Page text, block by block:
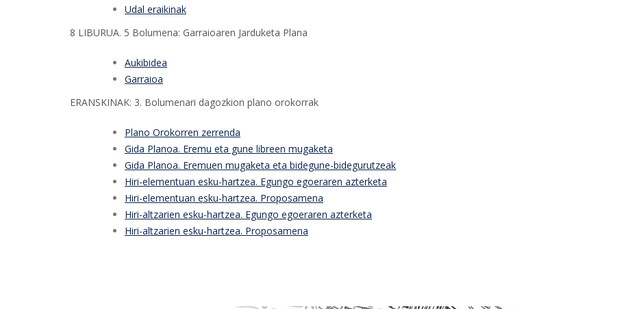
Udal eraikinak
8 LIBURUA. 5 Bolumena: Garraioaren Jarduketa Plana
Aukibidea
Garraioa
ERANSKINAK: 3. Bolumenari dagozkion plano orokorrak
Plano Orokorren zerrenda
Gida Planoa. Eremu eta gune libreen mugaketa
Gida Planoa. Eremuen mugaketa eta bidegune-bidegurutzeak
Hiri-elementuan esku-hartzea. Egungo egoeraren azterketa
Hiri-elementuan esku-hartzea. Proposamena
Hiri-altzarien esku-hartzea. Egungo egoeraren azterketa
Hiri-altzarien esku-hartzea. Proposamena